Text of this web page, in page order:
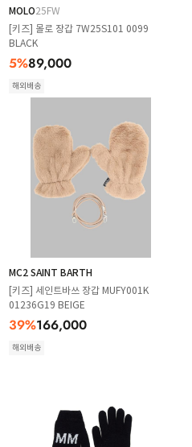
MOLO25FW
[키즈] 몰로 장갑 7W25S101 0099
BLACK
5%89,000
해외배송
MC2 SAINT BARTH
[키즈] 세인트바쓰 장갑 MUFY001K
01236G19 BEIGE
39%166,000
해외배송